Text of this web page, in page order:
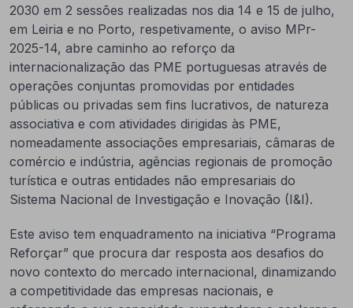
2030 em 2 sessões realizadas nos dia 14 e 15 de julho,
em Leiria e no Porto, respetivamente, o aviso MPr-
2025-14, abre caminho ao reforço da
internacionalização das PME portuguesas através de
operações conjuntas promovidas por entidades
públicas ou privadas sem fins lucrativos, de natureza
associativa e com atividades dirigidas às PME,
nomeadamente associações empresariais, câmaras de
comércio e indústria, agências regionais de promoção
turística e outras entidades não empresariais do
Sistema Nacional de Investigação e Inovação (I&I).
Este aviso tem enquadramento na iniciativa “Programa
Reforçar” que procura dar resposta aos desafios do
novo contexto do mercado internacional, dinamizando
a competitividade das empresas nacionais, e